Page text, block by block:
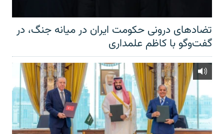
تضادهای درونی حکومت ایران در میانه جنگ، در
گفت‌‌وگو با کاظم علمداری